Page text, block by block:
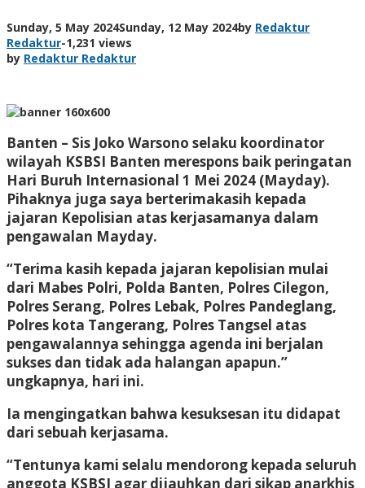
Sunday, 5 May 2024Sunday, 12 May 2024by Redaktur
Redaktur-1,231 views
by Redaktur Redaktur
Banten – Sis Joko Warsono selaku koordinator
wilayah KSBSI Banten merespons baik peringatan
Hari Buruh Internasional 1 Mei 2024 (Mayday).
Pihaknya juga saya berterimakasih kepada
jajaran Kepolisian atas kerjasamanya dalam
pengawalan Mayday.
“Terima kasih kepada jajaran kepolisian mulai
dari Mabes Polri, Polda Banten, Polres Cilegon,
Polres Serang, Polres Lebak, Polres Pandeglang,
Polres kota Tangerang, Polres Tangsel atas
pengawalannya sehingga agenda ini berjalan
sukses dan tidak ada halangan apapun.”
ungkapnya, hari ini.
Ia mengingatkan bahwa kesuksesan itu didapat
dari sebuah kerjasama.
“Tentunya kami selalu mendorong kepada seluruh
anggota KSBSI agar dijauhkan dari sikap anarkhis